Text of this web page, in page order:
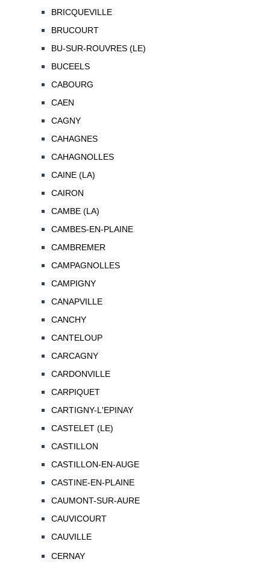
BRICQUEVILLE
BRUCOURT
BU-SUR-ROUVRES (LE)
BUCEELS
CABOURG
CAEN
CAGNY
CAHAGNES
CAHAGNOLLES
CAINE (LA)
CAIRON
CAMBE (LA)
CAMBES-EN-PLAINE
CAMBREMER
CAMPAGNOLLES
CAMPIGNY
CANAPVILLE
CANCHY
CANTELOUP
CARCAGNY
CARDONVILLE
CARPIQUET
CARTIGNY-L'EPINAY
CASTELET (LE)
CASTILLON
CASTILLON-EN-AUGE
CASTINE-EN-PLAINE
CAUMONT-SUR-AURE
CAUVICOURT
CAUVILLE
CERNAY